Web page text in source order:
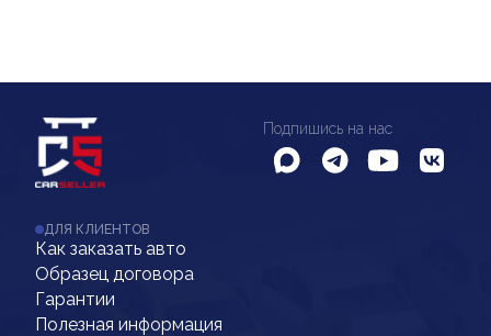
Подпишись на нас
ДЛЯ КЛИЕНТОВ
Как заказать авто
Образец договора
Гарантии
Полезная информация